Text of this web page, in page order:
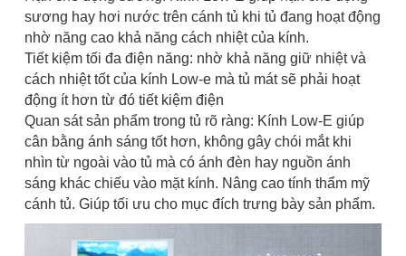
sương hay hơi nước trên cánh tủ khi tủ đang hoạt động
nhờ năng cao khả năng cách nhiệt của kính.
Tiết kiệm tối đa điện năng: nhờ khả năng giữ nhiệt và
cách nhiệt tốt của kính Low-e mà tủ mát sẽ phải hoạt
động ít hơn từ đó tiết kiệm điện
Quan sát sản phẩm trong tủ rõ ràng: Kính Low-E giúp
cân bằng ánh sáng tốt hơn, không gây chói mắt khi
nhìn từ ngoài vào tủ mà có ánh đèn hay nguồn ánh
sáng khác chiếu vào mặt kính. Nâng cao tính thẩm mỹ
cánh tủ. Giúp tối ưu cho mục đích trưng bày sản phẩm.